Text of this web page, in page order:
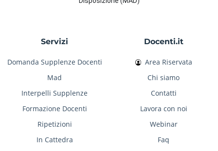
Servizi
Domanda Supplenze Docenti
Mad
Interpelli Supplenze
Formazione Docenti
Ripetizioni
In Cattedra
Docenti.it
Area Riservata
Chi siamo
Contatti
Lavora con noi
Webinar
Faq